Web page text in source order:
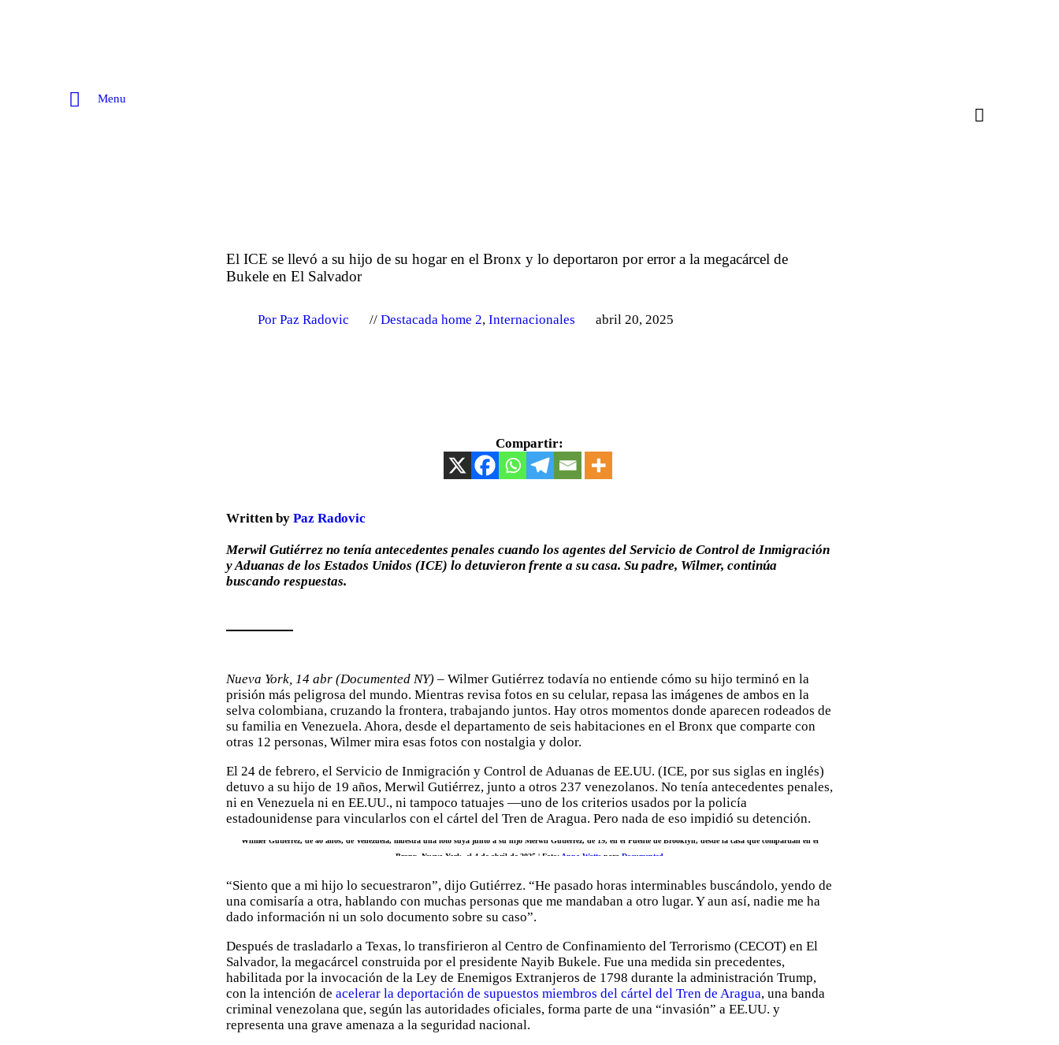
Menu
El ICE se llevó a su hijo de su hogar en el Bronx y lo deportaron por error a la megacárcel de
Bukele en El Salvador
Por Paz Radovic Destacada home 2,Internacionales abril 20, 2025
Compartir:
Written by Paz Radovic
Merwil Gutiérrez no tenía antecedentes penales cuando los agentes del Servicio de Control de Inmigración
y Aduanas de los Estados Unidos (ICE) lo detuvieron frente a su casa. Su padre, Wilmer, continúa
buscando respuestas.
Nueva York, 14 abr (Documented NY) – Wilmer Gutiérrez todavía no entiende cómo su hijo terminó en la
prisión más peligrosa del mundo. Mientras revisa fotos en su celular, repasa las imágenes de ambos en la
selva colombiana, cruzando la frontera, trabajando juntos. Hay otros momentos donde aparecen rodeados de
su familia en Venezuela. Ahora, desde el departamento de seis habitaciones en el Bronx que comparte con
otras 12 personas, Wilmer mira esas fotos con nostalgia y dolor.
El 24 de febrero, el Servicio de Inmigración y Control de Aduanas de EE.UU. (ICE, por sus siglas en inglés)
detuvo a su hijo de 19 años, Merwil Gutiérrez, junto a otros 237 venezolanos. No tenía antecedentes penales,
ni en Venezuela ni en EE.UU., ni tampoco tatuajes —uno de los criterios usados por la policía
estadounidense para vincularlos con el cártel del Tren de Aragua. Pero nada de eso impidió su detención.
Wilmer Gutiérrez, de 40 años, de Venezuela, muestra una foto suya junto a su hijo Merwil Gutiérrez, de 19, en el Puente de Brooklyn, desde la casa que compartían en el
Bronx, Nueva York, el 4 de abril de 2025 | Foto: Anna Watts para Documented
“Siento que a mi hijo lo secuestraron”, dijo Gutiérrez. “He pasado horas interminables buscándolo, yendo de
una comisaría a otra, hablando con muchas personas que me mandaban a otro lugar. Y aun así, nadie me ha
dado información ni un solo documento sobre su caso”.
Después de trasladarlo a Texas, lo transfirieron al Centro de Confinamiento del Terrorismo (CECOT) en El
Salvador, la megacárcel construida por el presidente Nayib Bukele. Fue una medida sin precedentes,
habilitada por la invocación de la Ley de Enemigos Extranjeros de 1798 durante la administración Trump,
con la intención de acelerar la deportación de supuestos miembros del cártel del Tren de Aragua, una banda
criminal venezolana que, según las autoridades oficiales, forma parte de una “invasión” a EE.UU. y
representa una grave amenaza a la seguridad nacional.